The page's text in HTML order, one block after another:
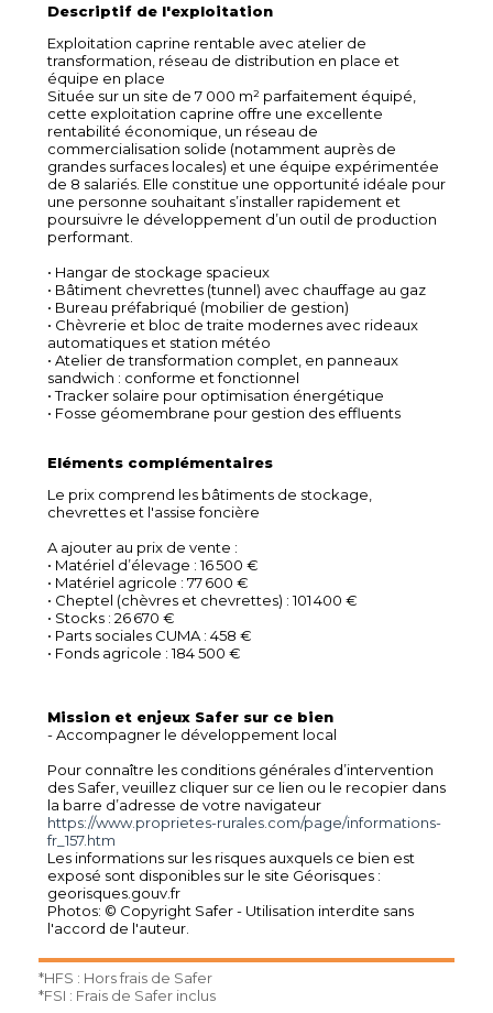
Descriptif de l'exploitation
Exploitation caprine rentable avec atelier de
transformation, réseau de distribution en place et
équipe en place
Située sur un site de 7 000 m² parfaitement équipé,
cette exploitation caprine offre une excellente
rentabilité économique, un réseau de
commercialisation solide (notamment auprès de
grandes surfaces locales) et une équipe expérimentée
de 8 salariés. Elle constitue une opportunité idéale pour
une personne souhaitant s’installer rapidement et
poursuivre le développement d’un outil de production
performant.
• Hangar de stockage spacieux
• Bâtiment chevrettes (tunnel) avec chauffage au gaz
• Bureau préfabriqué (mobilier de gestion)
• Chèvrerie et bloc de traite modernes avec rideaux
automatiques et station météo
• Atelier de transformation complet, en panneaux
sandwich : conforme et fonctionnel
• Tracker solaire pour optimisation énergétique
• Fosse géomembrane pour gestion des effluents
Eléments complémentaires
Le prix comprend les bâtiments de stockage,
chevrettes et l'assise foncière
A ajouter au prix de vente :
• Matériel d’élevage : 16 500 €
• Matériel agricole : 77 600 €
• Cheptel (chèvres et chevrettes) : 101 400 €
• Stocks : 26 670 €
• Parts sociales CUMA : 458 €
• Fonds agricole : 184 500 €
Mission et enjeux Safer sur ce bien
- Accompagner le développement local
Pour connaître les conditions générales d’intervention
des Safer, veuillez cliquer sur ce lien ou le recopier dans
la barre d’adresse de votre navigateur
https://www.proprietes-rurales.com/page/informations-
fr_157.htm
Les informations sur les risques auxquels ce bien est
exposé sont disponibles sur le site Géorisques :
georisques.gouv.fr
Photos: © Copyright Safer - Utilisation interdite sans
l'accord de l'auteur.
*HFS : Hors frais de Safer
*FSI : Frais de Safer inclus